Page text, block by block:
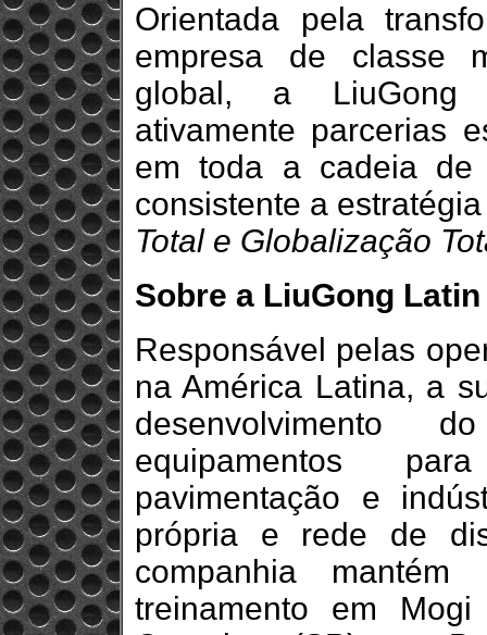
Orientada pela
empresa de classe
global, a LiuGong
ativamente parcerias
em toda a cadeia de
consistente a
Total e Globalização
Sobre a LiuGong
Responsável pelas
na América Latina, a
desenvolvimento
equipamentos
pavimentação e
própria e rede de
companhia
treinamento em